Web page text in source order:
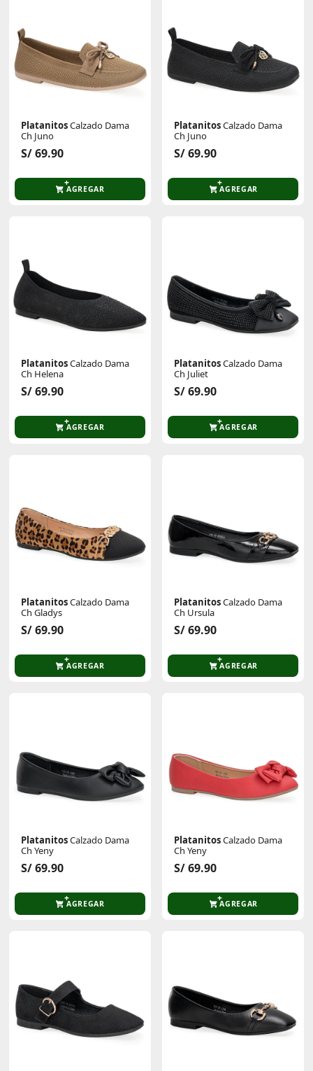
PlatanitosCalzado Dama
Ch Juno
S/ 69.90
AGREGAR
PlatanitosCalzado Dama
Ch Juno
S/ 69.90
AGREGAR
PlatanitosCalzado Dama
Ch Helena
S/ 69.90
AGREGAR
PlatanitosCalzado Dama
Ch Juliet
S/ 69.90
AGREGAR
PlatanitosCalzado Dama
Ch Gladys
S/ 69.90
AGREGAR
PlatanitosCalzado Dama
Ch Ursula
S/ 69.90
AGREGAR
PlatanitosCalzado Dama
Ch Yeny
S/ 69.90
AGREGAR
PlatanitosCalzado Dama
Ch Yeny
S/ 69.90
AGREGAR